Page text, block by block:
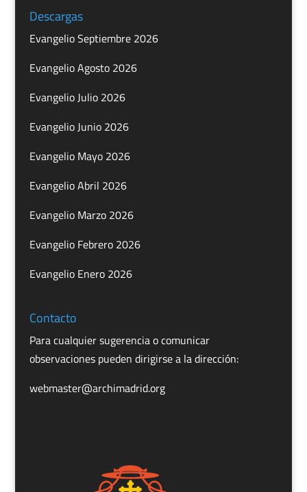
Descargas
Evangelio Septiembre 2026
Evangelio Agosto 2026
Evangelio Julio 2026
Evangelio Junio 2026
Evangelio Mayo 2026
Evangelio Abril 2026
Evangelio Marzo 2026
Evangelio Febrero 2026
Evangelio Enero 2026
Contacto
Para cualquier sugerencia o comunicar
observaciones pueden dirigirse a la dirección:
webmaster@archimadrid.org